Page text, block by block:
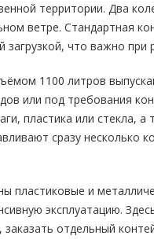
территории. Два
ветре. Стандартная
загрузкой, что важно
1100 литров
или под требования
пластика или стекла,
сразу несколько
пластиковые и
эксплуатацию.
отдельный